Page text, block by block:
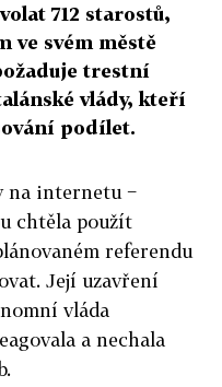
712 starostů,
svém městě
trestní
vlády, kteří
podílet.
na internetu −
chtěla použít
referendu
Její uzavření
vláda
a nechala